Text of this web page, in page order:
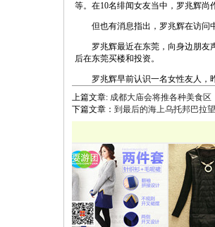
等。在10名绯闻女友当中，罗兆辉
但也有消息指出，罗兆辉在访问中
罗兆辉最近在东莞，向身边朋友声
后在东莞买楼和投资。
罗兆辉早前认识一名女性友人，昨
上篇文章: 成都大庙会将推各种美食区
下篇文章： 到最后的海上乌托邦巴拉望